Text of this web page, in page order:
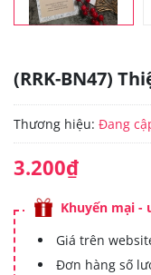
(RRK-BN47)
Thương hiệu: Đang
3.200₫
Khuyến mại -
Giá trên
Đơn hàng số